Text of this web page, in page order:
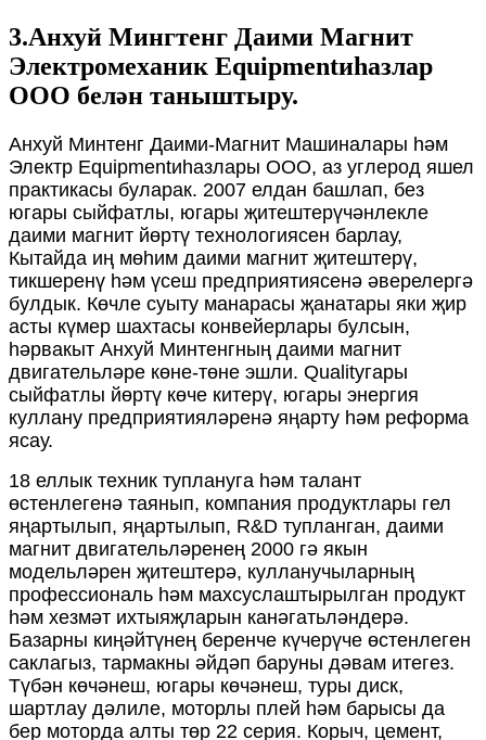
3.Анхуй Мингтенг Даими Магнит
Электромеханик Equipmentиһазлар
ООО белән таныштыру.
Анхуй Минтенг Даими-Магнит Машиналары һәм
Электр Equipmentиһазлары ООО, аз углерод яшел
практикасы буларак. 2007 елдан башлап, без
югары сыйфатлы, югары җитештерүчәнлекле
даими магнит йөртү технологиясен барлау,
Кытайда иң мөһим даими магнит җитештерү,
тикшеренү һәм үсеш предприятиясенә әверелергә
булдык. Көчле суыту манарасы җанатары яки җир
асты күмер шахтасы конвейерлары булсын,
һәрвакыт Анхуй Минтенгның даими магнит
двигательләре көне-төне эшли. Qualityгары
сыйфатлы йөртү көче китерү, югары энергия
куллану предприятияләренә яңарту һәм реформа
ясау.
18 еллык техник туплануга һәм талант
өстенлегенә таянып, компания продуктлары гел
яңартылып, яңартылып, R&D тупланган, даими
магнит двигательләренең 2000 гә якын
модельләрен җитештерә, кулланучыларның
профессиональ һәм махсуслаштырылган продукт
һәм хезмәт ихтыяҗларын канәгатьләндерә.
Базарны киңәйтүнең беренче күчерүче өстенлеген
саклагыз, тармакны әйдәп баруны дәвам итегез.
Түбән көчәнеш, югары көчәнеш, туры диск,
шартлау дәлиле, моторлы плей һәм барысы да
бер моторда алты төр 22 серия. Корыч, цемент,